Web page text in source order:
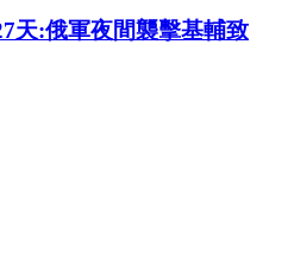
天:俄軍夜間襲擊基輔致